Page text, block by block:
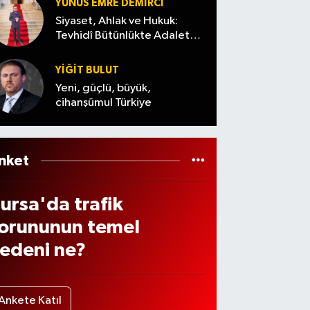
aranıy
or
YUNUS EMRE DEMIRCI
Siyaset, Ahlak ve Hukuk:
Tevhidî Bütünlükte Adalet
YİĞİT BULUT
Yeni, güçlü, büyük,
cihanşümul Türkiye
trafik
temel
ne?
Katıl